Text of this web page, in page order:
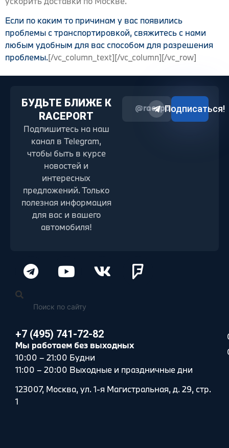
Если по каким то причинам у вас появились
проблемы с транспортировкой, свяжитесь с нами
любым удобным для вас способом для разрешения
проблемы.[/vc_column_text][/vc_column][/vc_row]
БУДЬТЕ БЛИЖЕ К
RACEPORT
Подпишитесь на наш
канал в Telegram,
чтобы быть в курсе
новостей и
интересных
предложений. Только
полезная информация
для вас и вашего
автомобиля!
@raceport2022
Подписаться!
+7 (495) 741-72-82
Мы работаем без выходных
10:00 – 21:00 Будни
11:00 – 20:00 Выходные и праздничные дни
123007, Москва, ул. 1-я Магистральная, д. 29, стр.
1